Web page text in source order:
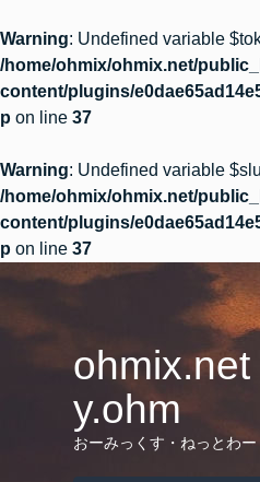
Warning: Undefined variable
/home/ohmix/ohmix.net/
content/plugins/
p on line 37
Warning: Undefined variable
/home/ohmix/ohmix.net/
content/plugins/
p on line 37
y.ohm
おーみっくす・ねっとわー